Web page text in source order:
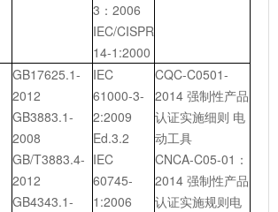
3：2006
IEC/CISPR
14-1:2000
GB17625.1-
2012
GB3883.1-
2008
GB/T3883.4-
2012
GB4343.1-
IEC
61000-3-
2:2009
Ed.3.2
IEC
60745-
1:2006
CQC-C0501-
2014 强制性产品
认证实施细则 电
动工具
CNCA-C05-01：
2014 强制性产品
认证实施规则电